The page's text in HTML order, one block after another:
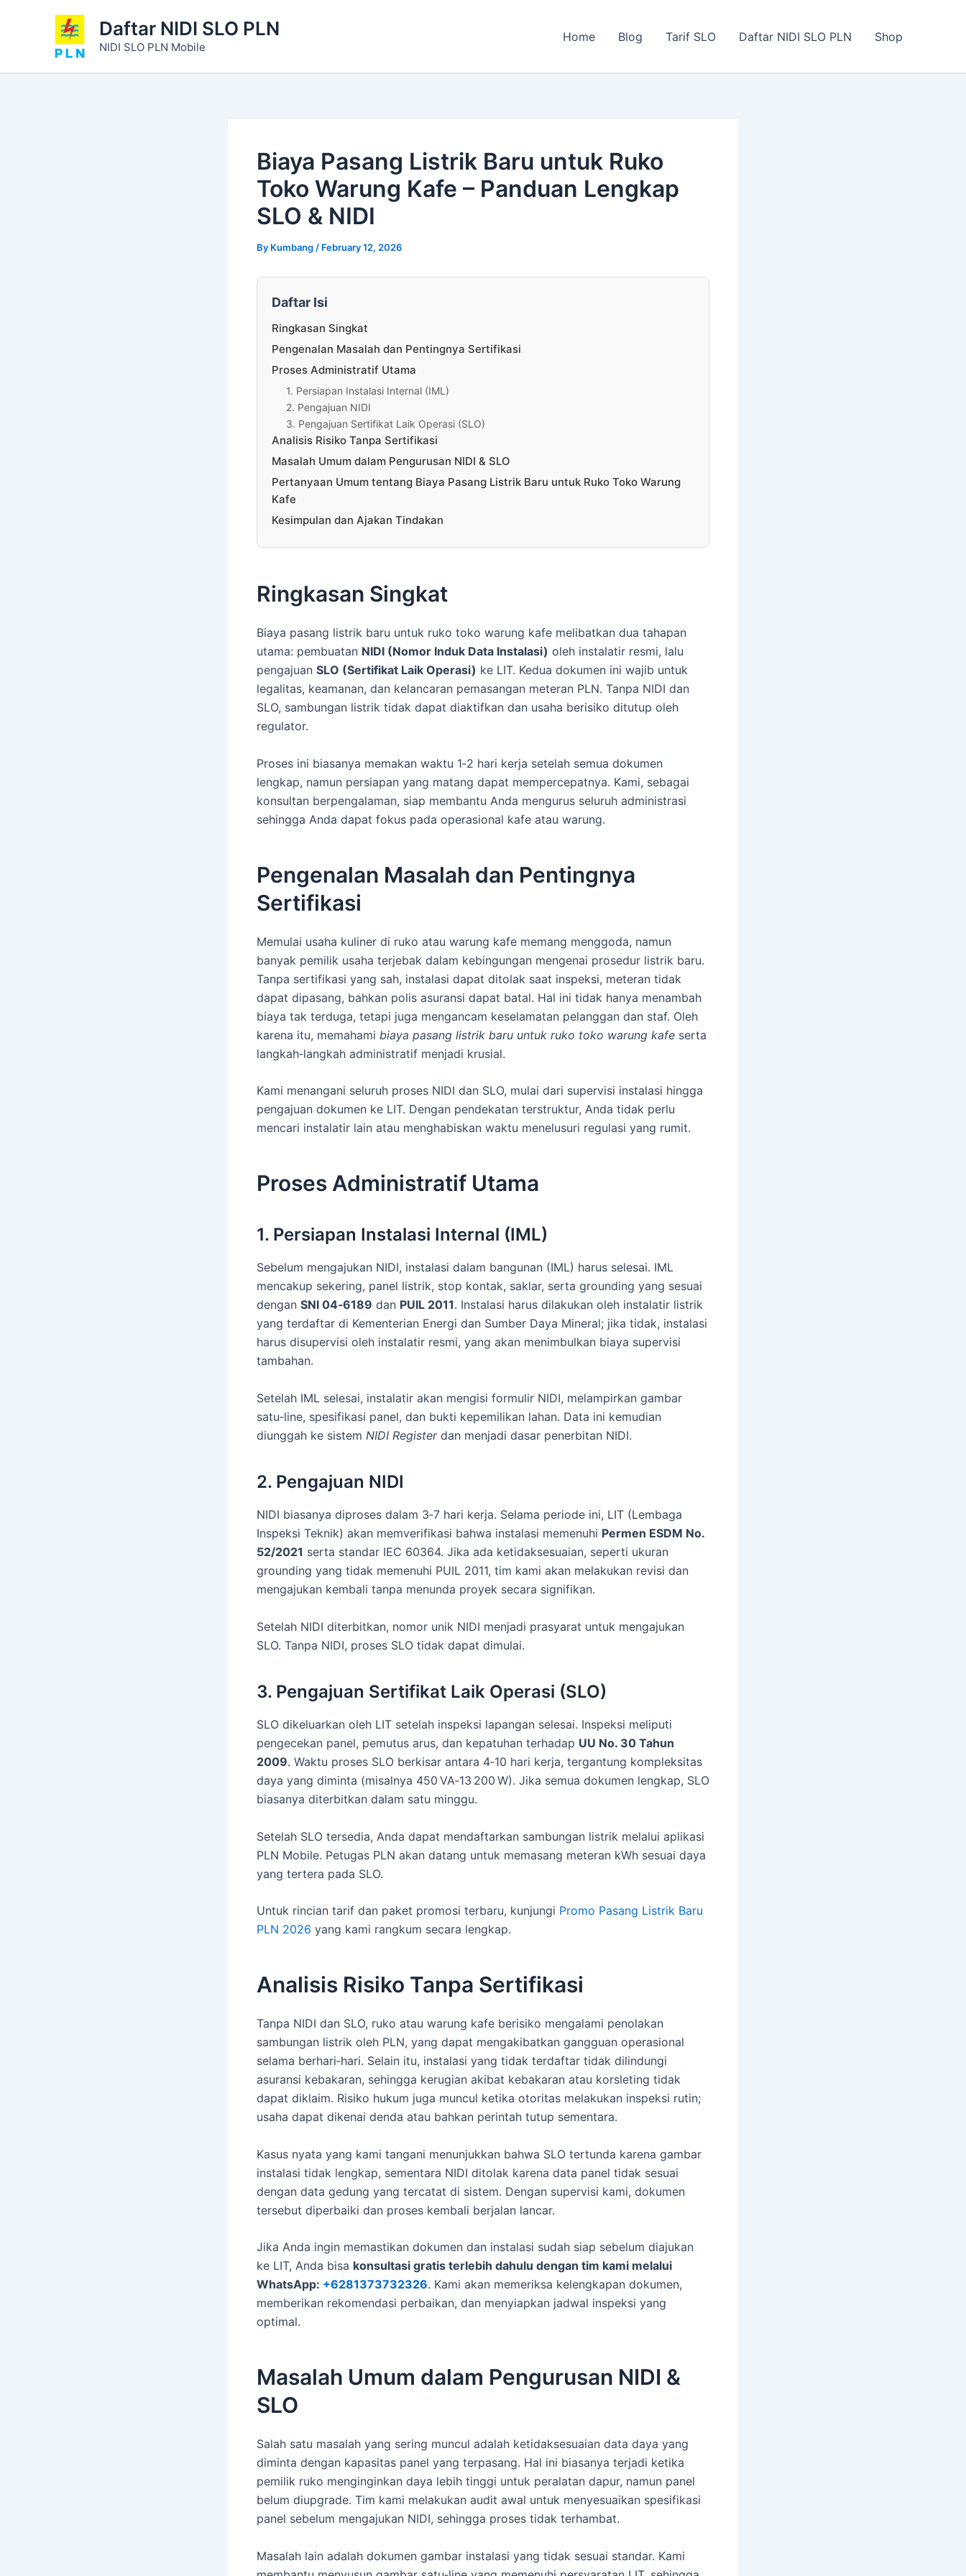
Daftar NIDI SLO PLN
NIDI SLO PLN Mobile
Home Blog Tarif SLO Daftar NIDI SLO PLN Shop
Biaya Pasang Listrik Baru untuk Ruko
Toko Warung Kafe – Panduan Lengkap
SLO & NIDI
By Kumbang / February 12, 2026
Daftar Isi
Ringkasan Singkat
Pengenalan Masalah dan Pentingnya Sertifikasi
Proses Administratif Utama
1. Persiapan Instalasi Internal (IML)
2. Pengajuan NIDI
3. Pengajuan Sertifikat Laik Operasi (SLO)
Analisis Risiko Tanpa Sertifikasi
Masalah Umum dalam Pengurusan NIDI & SLO
Pertanyaan Umum tentang Biaya Pasang Listrik Baru untuk Ruko Toko Warung
Kafe
Kesimpulan dan Ajakan Tindakan
Ringkasan Singkat
Biaya pasang listrik baru untuk ruko toko warung kafe melibatkan dua tahapan
utama: pembuatan NIDI (Nomor Induk Data Instalasi) oleh instalatir resmi, lalu
pengajuan SLO (Sertifikat Laik Operasi) ke LIT. Kedua dokumen ini wajib untuk
legalitas, keamanan, dan kelancaran pemasangan meteran PLN. Tanpa NIDI dan
SLO, sambungan listrik tidak dapat diaktifkan dan usaha berisiko ditutup oleh
regulator.
Proses ini biasanya memakan waktu 1‑2 hari kerja setelah semua dokumen
lengkap, namun persiapan yang matang dapat mempercepatnya. Kami, sebagai
konsultan berpengalaman, siap membantu Anda mengurus seluruh administrasi
sehingga Anda dapat fokus pada operasional kafe atau warung.
Pengenalan Masalah dan Pentingnya
Sertifikasi
Memulai usaha kuliner di ruko atau warung kafe memang menggoda, namun
banyak pemilik usaha terjebak dalam kebingungan mengenai prosedur listrik baru.
Tanpa sertifikasi yang sah, instalasi dapat ditolak saat inspeksi, meteran tidak
dapat dipasang, bahkan polis asuransi dapat batal. Hal ini tidak hanya menambah
biaya tak terduga, tetapi juga mengancam keselamatan pelanggan dan staf. Oleh
karena itu, memahami biaya pasang listrik baru untuk ruko toko warung kafe serta
langkah‑langkah administratif menjadi krusial.
Kami menangani seluruh proses NIDI dan SLO, mulai dari supervisi instalasi hingga
pengajuan dokumen ke LIT. Dengan pendekatan terstruktur, Anda tidak perlu
mencari instalatir lain atau menghabiskan waktu menelusuri regulasi yang rumit.
Proses Administratif Utama
1. Persiapan Instalasi Internal (IML)
Sebelum mengajukan NIDI, instalasi dalam bangunan (IML) harus selesai. IML
mencakup sekering, panel listrik, stop kontak, saklar, serta grounding yang sesuai
dengan SNI 04‑6189 dan PUIL 2011. Instalasi harus dilakukan oleh instalatir listrik
yang terdaftar di Kementerian Energi dan Sumber Daya Mineral; jika tidak, instalasi
harus disupervisi oleh instalatir resmi, yang akan menimbulkan biaya supervisi
tambahan.
Setelah IML selesai, instalatir akan mengisi formulir NIDI, melampirkan gambar
satu‑line, spesifikasi panel, dan bukti kepemilikan lahan. Data ini kemudian
diunggah ke sistem NIDI Registerdan menjadi dasar penerbitan NIDI.
2. Pengajuan NIDI
NIDI biasanya diproses dalam 3‑7 hari kerja. Selama periode ini, LIT (Lembaga
Inspeksi Teknik) akan memverifikasi bahwa instalasi memenuhi Permen ESDM No.
52/2021 serta standar IEC 60364. Jika ada ketidaksesuaian, seperti ukuran
grounding yang tidak memenuhi PUIL 2011, tim kami akan melakukan revisi dan
mengajukan kembali tanpa menunda proyek secara signifikan.
Setelah NIDI diterbitkan, nomor unik NIDI menjadi prasyarat untuk mengajukan
SLO. Tanpa NIDI, proses SLO tidak dapat dimulai.
3. Pengajuan Sertifikat Laik Operasi (SLO)
SLO dikeluarkan oleh LIT setelah inspeksi lapangan selesai. Inspeksi meliputi
pengecekan panel, pemutus arus, dan kepatuhan terhadap UU No. 30 Tahun
2009. Waktu proses SLO berkisar antara 4‑10 hari kerja, tergantung kompleksitas
daya yang diminta (misalnya 450 VA‑13 200 W). Jika semua dokumen lengkap, SLO
biasanya diterbitkan dalam satu minggu.
Setelah SLO tersedia, Anda dapat mendaftarkan sambungan listrik melalui aplikasi
PLN Mobile. Petugas PLN akan datang untuk memasang meteran kWh sesuai daya
yang tertera pada SLO.
Untuk rincian tarif dan paket promosi terbaru, kunjungi Promo Pasang Listrik Baru
PLN 2026 yang kami rangkum secara lengkap.
Analisis Risiko Tanpa Sertifikasi
Tanpa NIDI dan SLO, ruko atau warung kafe berisiko mengalami penolakan
sambungan listrik oleh PLN, yang dapat mengakibatkan gangguan operasional
selama berhari‑hari. Selain itu, instalasi yang tidak terdaftar tidak dilindungi
asuransi kebakaran, sehingga kerugian akibat kebakaran atau korsleting tidak
dapat diklaim. Risiko hukum juga muncul ketika otoritas melakukan inspeksi rutin;
usaha dapat dikenai denda atau bahkan perintah tutup sementara.
Kasus nyata yang kami tangani menunjukkan bahwa SLO tertunda karena gambar
instalasi tidak lengkap, sementara NIDI ditolak karena data panel tidak sesuai
dengan data gedung yang tercatat di sistem. Dengan supervisi kami, dokumen
tersebut diperbaiki dan proses kembali berjalan lancar.
Jika Anda ingin memastikan dokumen dan instalasi sudah siap sebelum diajukan
ke LIT, Anda bisa konsultasi gratis terlebih dahulu dengan tim kami melalui
WhatsApp: +6281373732326. Kami akan memeriksa kelengkapan dokumen,
memberikan rekomendasi perbaikan, dan menyiapkan jadwal inspeksi yang
optimal.
Masalah Umum dalam Pengurusan NIDI &
SLO
Salah satu masalah yang sering muncul adalah ketidaksesuaian data daya yang
diminta dengan kapasitas panel yang terpasang. Hal ini biasanya terjadi ketika
pemilik ruko menginginkan daya lebih tinggi untuk peralatan dapur, namun panel
belum diupgrade. Tim kami melakukan audit awal untuk menyesuaikan spesifikasi
panel sebelum mengajukan NIDI, sehingga proses tidak terhambat.
Masalah lain adalah dokumen gambar instalasi yang tidak sesuai standar. Kami